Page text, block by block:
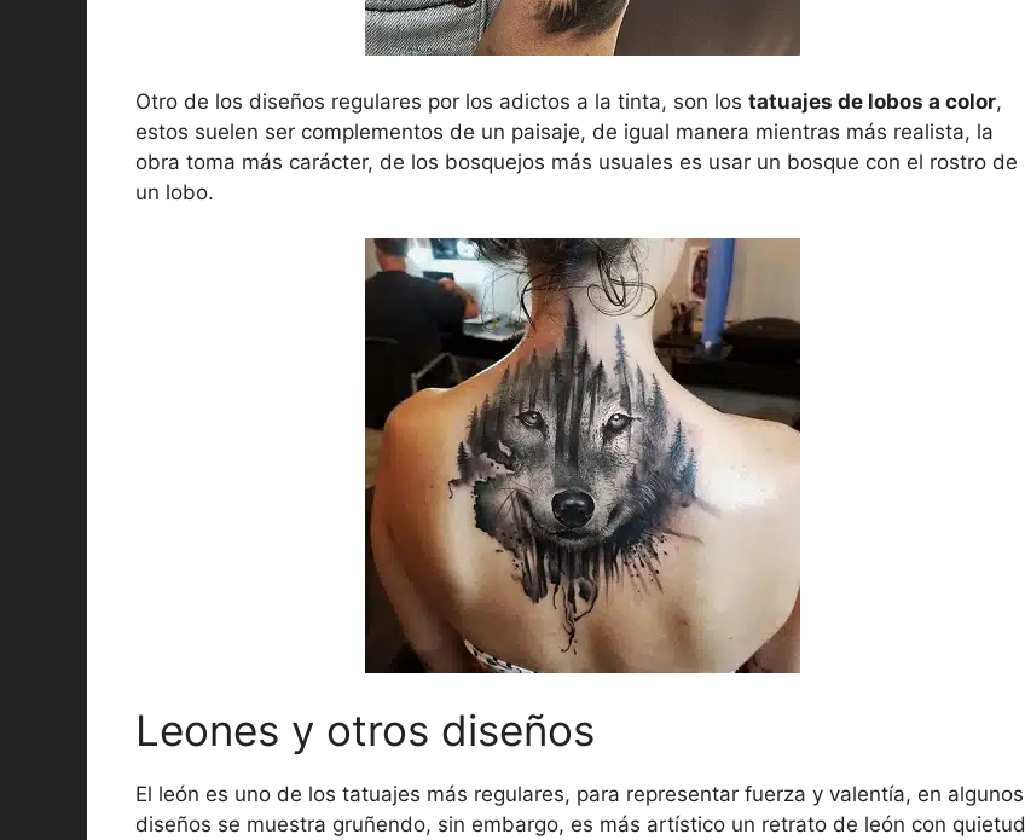
Otro de los diseños regulares por los adictos a la tinta, son los tatuajes de lobos a color,
estos suelen ser complementos de un paisaje, de igual manera mientras más realista, la
obra toma más carácter, de los bosquejos más usuales es usar un bosque con el rostro de
un lobo.
Leones y otros diseños
El león es uno de los tatuajes más regulares, para representar fuerza y valentía, en algunos
diseños se muestra gruñendo, sin embargo, es más artístico un retrato de león con quietud